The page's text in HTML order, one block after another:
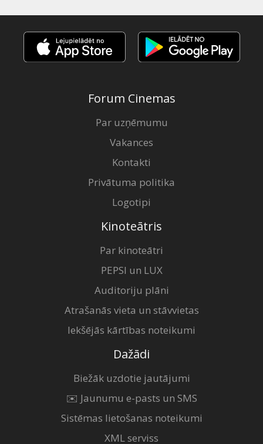
Forum Cinemas
Par uzņēmumu
Vakances
Kontakti
Privātuma politika
Logotipi
Kinoteātris
Par kinoteātri
PEPSI un LUX
Auditoriju plāni
Atrašanās vieta un stāvvietas
Iekšējās kārtības noteikumi
Dažādi
Biežāk uzdotie jautājumi
✉️ Jaunumu e-pasts un SMS
Sistēmas lietošanas noteikumi
XML serviss